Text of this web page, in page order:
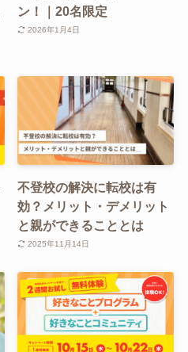
ン！｜20名限定
2026年1月4日
不登校の解決に転校は有
効？メリット・デメリット
と親ができることとは
2025年11月14日